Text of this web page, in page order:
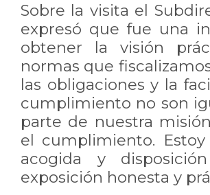
Sobre la visita el
expresó que fue una
obtener la visión
normas que
las obligaciones y la
cumplimiento no son
parte de nuestra
el cumplimiento.
acogida y
exposición honesta y